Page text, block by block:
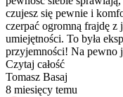
czujesz się pewnie i
czerpać ogromną frajdę z
umiejętności. To była
przyjemności! Na pewno
Czytaj całość
Tomasz Basaj
8 miesięcy temu